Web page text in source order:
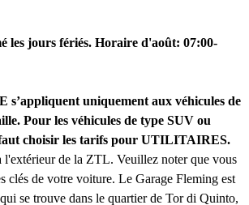
les jours fériés. Horaire d'août: 07:00-
s’appliquent uniquement aux véhicules de
Pour les véhicules de type SUV ou
choisir les tarifs pour UTILITAIRES.
l'extérieur de la ZTL. Veuillez noter que vous
clés de votre voiture. Le Garage Fleming est
se trouve dans le quartier de Tor di Quinto,